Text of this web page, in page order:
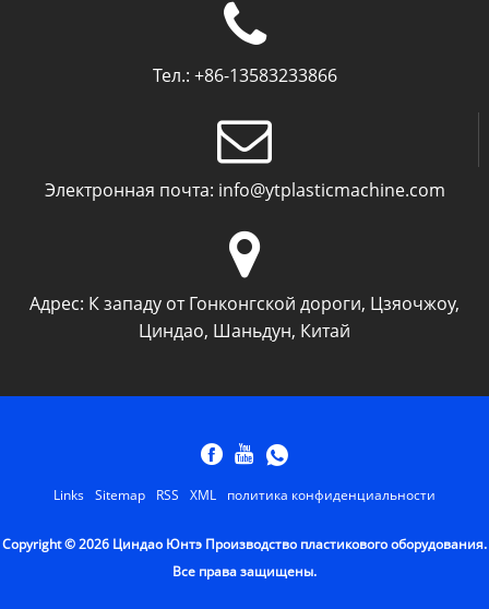
Тел.: +86-13583233866
Электронная почта: info@ytplasticmachine.com
Адрес: К западу от Гонконгской дороги, Цзяочжоу,
Циндао, Шаньдун, Китай
Links Sitemap RSS XML политика конфиденциальности
Copyright © 2026 Циндао Юнтэ Производство пластикового оборудования.
Все права защищены.